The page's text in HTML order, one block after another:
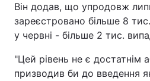
Цікавинки
Екологія
Лонгріди
Він додав, що упродовж
зареєстровано більше 8
у червні - більше 2 тис.
"Цей рівень не є достатнім
призводив би до введення